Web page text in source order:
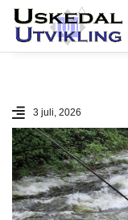
3 juli, 2026